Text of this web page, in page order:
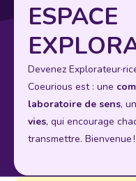
ESPACE
Devenez
Coeurious est : une
laboratoire de sens,
vies, qui encourage
transmettre. Bienvenue !